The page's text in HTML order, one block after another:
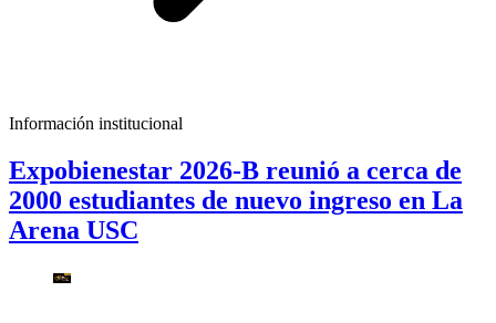
Información institucional
Expobienestar 2026-B reunió a cerca de
2000 estudiantes de nuevo ingreso en La
Arena USC